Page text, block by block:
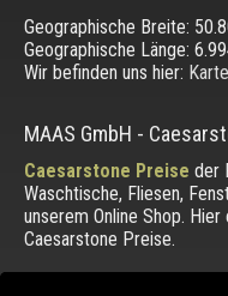
Geographische Breite:
Geographische Länge:
Wir befinden uns hier: Karte
MAAS GmbH -
Caesarstone Preise der
Waschtische, Fliesen,
unserem Online Shop.
Caesarstone Preise.
Die Bewertung unserer